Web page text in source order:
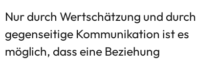
Nur durch Wertschätzung und durch
gegenseitige Kommunikation ist es
möglich, dass eine Beziehung